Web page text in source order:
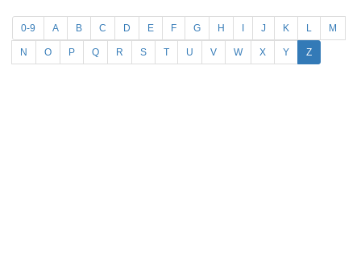
0-9 A B C D E F G H J K L M
N O P Q R S T U V W X Y Z